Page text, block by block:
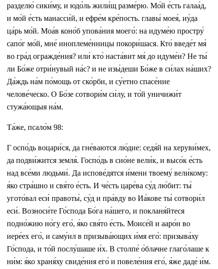
разделю́ сики́му, и юдо́ль жили́щ разме́рю. Мо́й е́сть галаа́д,
и мо́й е́сть манасси́й, и ефре́м кре́пость. главы́ моея́, иу́да
ца́рь мо́й. Моа́в коно́б упова́ния моего́: на идуме́ю простру́
сапо́г мо́й, мне́ иноплеме́нницы покори́шася. Кто́ введе́т мя́
во гра́д огражде́ния? или́ кто́ наста́вит мя́ до идуме́и? Не ты́
ли Бо́же отри́нувый на́с? и не изы́деши Бо́же в си́лах на́ших?
Да́ждь на́м по́мощь от ско́рби, и су́етно спасе́ние
челове́ческо. О Бо́зе сотвори́м си́лу, и то́й уничижи́т
стужа́ющыя на́м.
Та́же, псало́м 98:
Г оспо́дь воцари́ся, да гне́ваются лю́дие: седя́й на херуви́мех,
да подви́жится земля́. Госпо́дь в сио́не вели́к, и высо́к е́сть
над все́ми людьми́. Да испове́дятся и́мени твоему́ вели́кому:
я́ко стра́шно и свя́то е́сть. И че́сть царе́ва су́д лю́бит: ты́
угото́вал еси́ правоты́, су́д и пра́вду во Иа́кове ты́ сотвори́л
еси́. Возноси́те Го́спода Бо́га на́шего, и покланя́йтеся
подно́жию но́гу его́, я́ко свя́то е́сть. Моисе́й и ааро́н во
иере́ех его́, и саму́ил в призыва́ющих и́мя его́: призыва́ху
Го́спода, и то́й послу́шаше и́х. В столпе́ о́блачне глаго́лаше к
ни́м: я́ко храня́ху свиде́ния его́ и повеле́ния его́, я́же даде́ и́м.